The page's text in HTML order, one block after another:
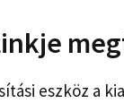
eszköz a